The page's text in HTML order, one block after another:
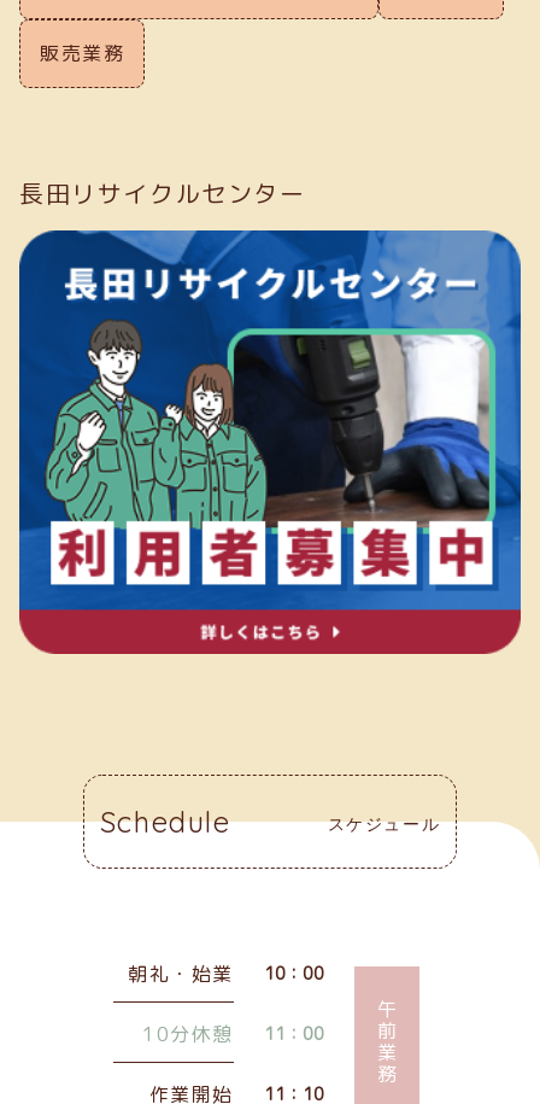
販売業務
長田リサイクルセンター
Schedule スケジュール
朝礼・始業 10：00
10分休憩 11：00
作業開始 11：10
午前業務